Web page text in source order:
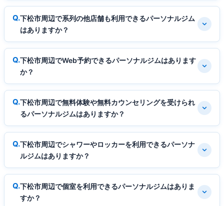
下松市周辺で系列の他店舗も利用できるパーソナルジム
はありますか？
下松市周辺でWeb予約できるパーソナルジムはあります
か？
下松市周辺で無料体験や無料カウンセリングを受けられ
るパーソナルジムはありますか？
下松市周辺でシャワーやロッカーを利用できるパーソナ
ルジムはありますか？
下松市周辺で個室を利用できるパーソナルジムはありま
すか？